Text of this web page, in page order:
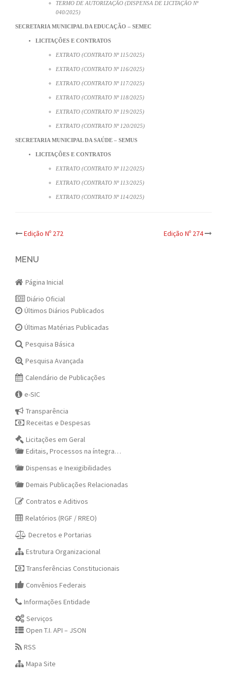
TERMO DE AUTORIZAÇÃO (DISPENSA DE LICITAÇÃO Nº
040/2025)
SECRETARIA MUNICIPAL DA EDUCAÇÃO – SEMEC
LICITAÇÕES E CONTRATOS
EXTRATO (CONTRATO Nº 115/2025)
EXTRATO (CONTRATO Nº 116/2025)
EXTRATO (CONTRATO Nº 117/2025)
EXTRATO (CONTRATO Nº 118/2025)
EXTRATO (CONTRATO Nº 119/2025)
EXTRATO (CONTRATO Nº 120/2025)
SECRETARIA MUNICIPAL DA SAÚDE – SEMUS
LICITAÇÕES E CONTRATOS
EXTRATO (CONTRATO Nº 112/2025)
EXTRATO (CONTRATO Nº 113/2025)
EXTRATO (CONTRATO Nº 114/2025)
Post
navigation
Edição Nº 272 Edição Nº 274
MENU
Página Inicial
Diário Oficial
Últimos Diários Publicados
Últimas Matérias Publicadas
Pesquisa Básica
Pesquisa Avançada
Calendário de Publicações
e-SIC
Transparência
Receitas e Despesas
Licitações em Geral
Editais, Processos na íntegra…
Dispensas e Inexigibilidades
Demais Publicações Relacionadas
Contratos e Aditivos
Relatórios (RGF / RREO)
Decretos e Portarias
Estrutura Organizacional
Transferências Constitucionais
Convênios Federais
Informações Entidade
Serviços
Open T.I. API – JSON
RSS
Mapa Site